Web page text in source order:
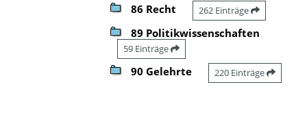
86 Recht 262 Einträge
89 Politikwissenschaften
59 Einträge
90 Gelehrte 220 Einträge